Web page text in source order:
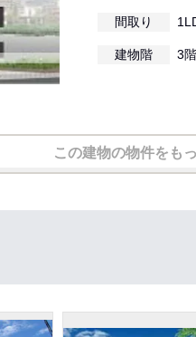
間取り
建物階 3
この建物の物件をも